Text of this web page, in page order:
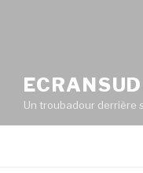
ECRANSUD
Un troubadour derrière